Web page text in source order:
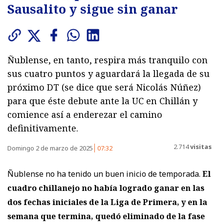
Sausalito y sigue sin ganar
Ñublense, en tanto, respira más tranquilo con
sus cuatro puntos y aguardará la llegada de su
próximo DT (se dice que será Nicolás Núñez)
para que éste debute ante la UC en Chillán y
comience así a enderezar el camino
definitivamente.
Domingo 2 de marzo de 2025 07:32 2.714visitas
Ñublense no ha tenido un buen inicio de temporada. El
cuadro chillanejo no había logrado ganar en las
dos fechas iniciales de la Liga de Primera, y en la
semana que termina, quedó eliminado de la fase